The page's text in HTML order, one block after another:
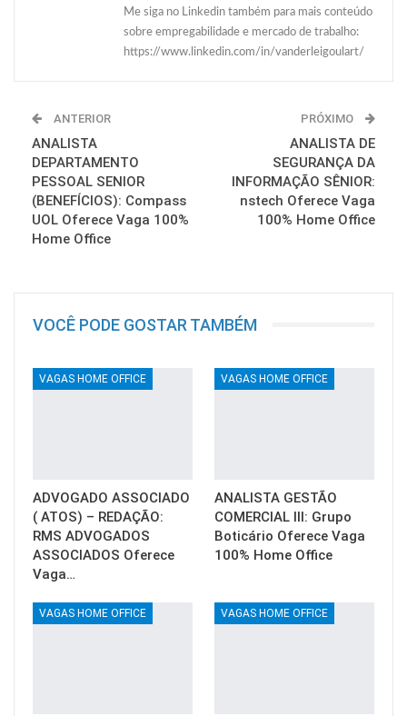
Me siga no Linkedin também para mais conteúdo
sobre empregabilidade e mercado de trabalho:
https://www.linkedin.com/in/vanderleigoulart/
ANTERIOR
ANALISTA
DEPARTAMENTO
PESSOAL SENIOR
(BENEFÍCIOS): Compass
UOL Oferece Vaga 100%
Home Office
PRÓXIMO
ANALISTA DE
SEGURANÇA DA
INFORMAÇÃO SÊNIOR:
nstech Oferece Vaga
100% Home Office
VOCÊ PODE GOSTAR TAMBÉM
VAGAS HOME OFFICE
ADVOGADO ASSOCIADO
( ATOS) – REDAÇÃO:
RMS ADVOGADOS
ASSOCIADOS Oferece
Vaga…
VAGAS HOME OFFICE
ANALISTA GESTÃO
COMERCIAL III: Grupo
Boticário Oferece Vaga
100% Home Office
VAGAS HOME OFFICE VAGAS HOME OFFICE